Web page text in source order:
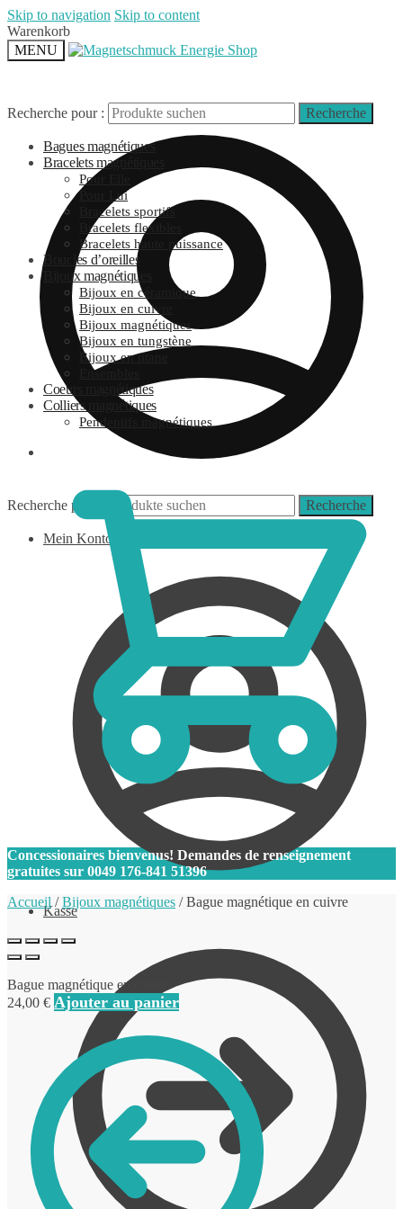
Skip to navigation Skip to content
Warenkorb
MENU
Recherche pour : Recherche
Mein Konto
Kasse
Recherche pour : Recherche
Bagues magnétiques
Bracelets magnétiques
Pour Elle
Pour Lui
Bracelets sportifs
Bracelets flexibles
Bracelets haute puissance
Boucles d’oreilles
Bijoux magnétiques
Bijoux en céramique
Bijoux en cuivre
Bijoux magnétiques
Bijoux en tungstène
Bijoux en titane
Ensembles
Coeurs magnétiques
Colliers magnétiques
Pendentifs magnétiques
Concessionaires bienvenus! Demandes de renseignement
gratuites sur 0049 176-841 51396
Accueil /Bijoux magnétiques /Bague magnétique en cuivre
Bague magnétique en cuivre
24,00 € Ajouter au panier